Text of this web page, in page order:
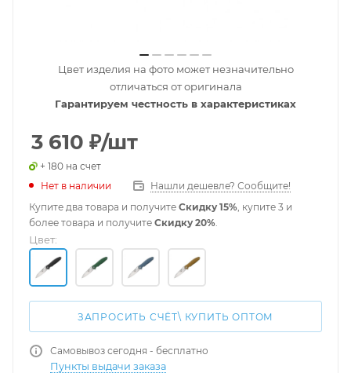
Цвет изделия на фото может незначительно
отличаться от оригинала
Гарантируем честность в характеристиках
3 610 ₽/шт
+ 180 на счет
Нет в наличии
Нашли дешевле? Сообщите!
Купите два товара и получите Скидку 15%, купите 3 и
более товара и получите Скидку 20%.
Цвет:
ЗАПРОСИТЬ СЧЁТ\ КУПИТЬ ОПТОМ
Самовывоз сегодня - бесплатно
Пункты выдачи заказа